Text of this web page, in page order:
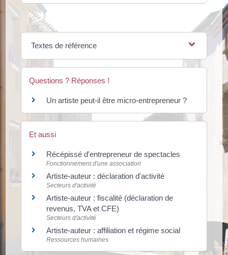
Textes de référence
Questions ? Réponses !
Un artiste peut-il être micro-entrepreneur ?
Et aussi
Récépissé d'entrepreneur de spectacles
Fonctionnement d'une association
Artiste-auteur : déclaration d'activité
Secteurs d'activité
Artiste-auteur : fiscalité (déclaration de
revenus, TVA et CFE)
Secteurs d'activité
Artiste-auteur : affiliation et régime social
Ressources humaines